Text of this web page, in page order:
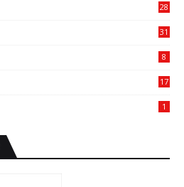
28
31
8
17
1